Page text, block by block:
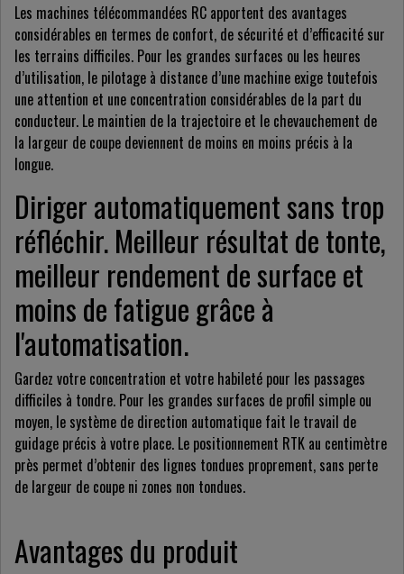
Les machines télécommandées RC apportent des avantages
considérables en termes de confort, de sécurité et d’efficacité sur
les terrains difficiles. Pour les grandes surfaces ou les heures
d’utilisation, le pilotage à distance d’une machine exige toutefois
une attention et une concentration considérables de la part du
conducteur. Le maintien de la trajectoire et le chevauchement de
la largeur de coupe deviennent de moins en moins précis à la
longue.
Diriger automatiquement sans trop
réfléchir. Meilleur résultat de tonte,
meilleur rendement de surface et
moins de fatigue grâce à
l'automatisation.
Gardez votre concentration et votre habileté pour les passages
difficiles à tondre. Pour les grandes surfaces de profil simple ou
moyen, le système de direction automatique fait le travail de
guidage précis à votre place. Le positionnement RTK au centimètre
près permet d’obtenir des lignes tondues proprement, sans perte
de largeur de coupe ni zones non tondues.
Avantages du produit